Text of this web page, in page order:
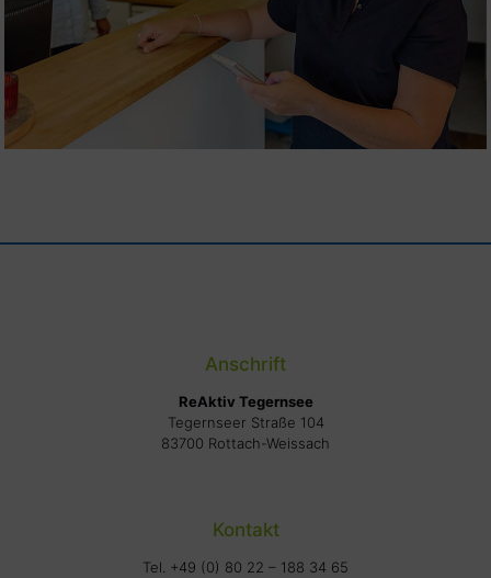
Anschrift
ReAktiv Tegernsee
Tegernseer Straße 104
83700 Rottach-Weissach
Kontakt
Tel. +49 (0) 80 22 – 188 34 65